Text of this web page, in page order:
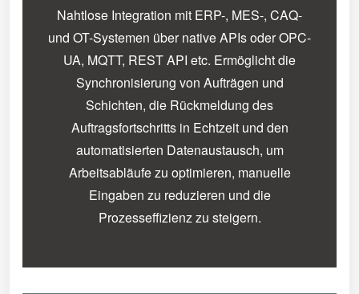
Nahtlose Integration mit ERP-, MES-, CAQ-
und OT-Systemen über native APIs oder OPC-
UA, MQTT, REST API etc. Ermöglicht die
Synchronisierung von Aufträgen und
Schichten, die Rückmeldung des
Auftragsfortschritts in Echtzeit und den
automatisierten Datenaustausch, um
Arbeitsabläufe zu optimieren, manuelle
Eingaben zu reduzieren und die
Prozesseffizienz zu steigern.